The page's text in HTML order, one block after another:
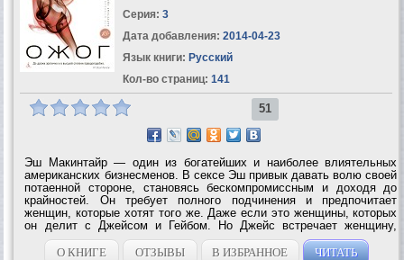
Серия: 3
Дата добавления: 2014-04-23
Язык книги: Русский
Кол-во страниц: 141
51
Эш Макинтайр — один из богатейших и наиболее влиятельных
американских бизнесменов. В сексе Эш привык давать волю своей
потаенной стороне, становясь бескомпромиссным и доходя до
крайностей. Он требует полного подчинения и предпочитает
женщин, которые хотят того же. Даже если это женщины, которых
он делит с Джейсом и Гейбом. Но Джейс встречает женщину,
которую он категорически не хочет делить ни с кем. А Гейб
недавно женился и...
О КНИГЕ ОТЗЫВЫ В ИЗБРАННОЕ ЧИТАТЬ